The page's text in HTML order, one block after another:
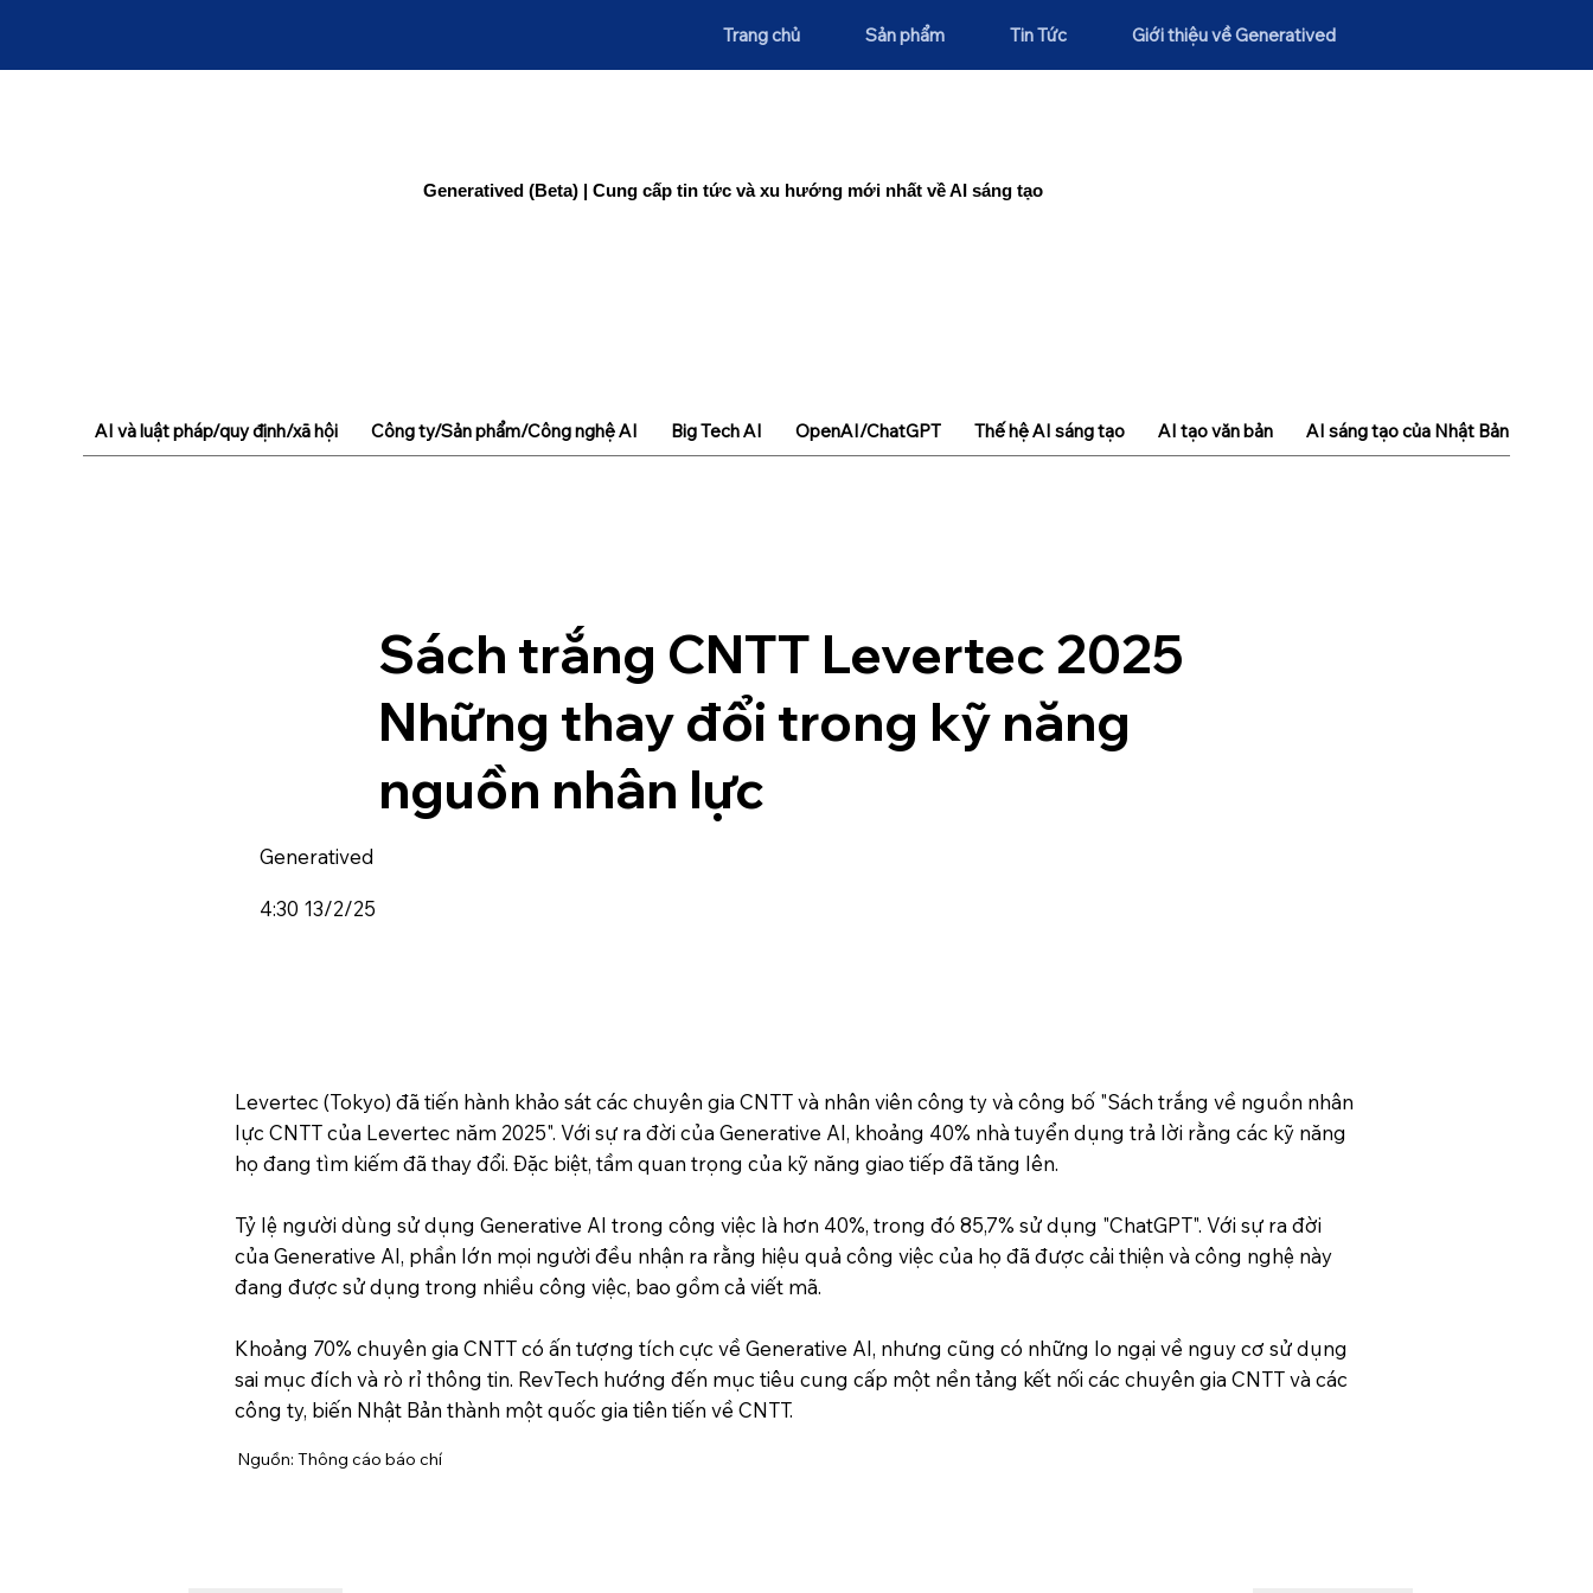
Trang chủ Sản phẩm Tin Tức Giới thiệu về Generatived
Generatived (Beta) | Cung cấp tin tức và xu hướng mới nhất về AI sáng tạo
Sách trắng CNTT Levertec 2025
Những thay đổi trong kỹ năng
nguồn nhân lực
Generatived
4:30 13/2/25
Levertec (Tokyo) đã tiến hành khảo sát các chuyên gia CNTT và nhân viên công ty và công bố "Sách trắng về nguồn nhân
lực CNTT của Levertec năm 2025". Với sự ra đời của Generative AI, khoảng 40% nhà tuyển dụng trả lời rằng các kỹ năng
họ đang tìm kiếm đã thay đổi. Đặc biệt, tầm quan trọng của kỹ năng giao tiếp đã tăng lên.
Tỷ lệ người dùng sử dụng Generative AI trong công việc là hơn 40%, trong đó 85,7% sử dụng "ChatGPT". Với sự ra đời
của Generative AI, phần lớn mọi người đều nhận ra rằng hiệu quả công việc của họ đã được cải thiện và công nghệ này
đang được sử dụng trong nhiều công việc, bao gồm cả viết mã.
Khoảng 70% chuyên gia CNTT có ấn tượng tích cực về Generative AI, nhưng cũng có những lo ngại về nguy cơ sử dụng
sai mục đích và rò rỉ thông tin. RevTech hướng đến mục tiêu cung cấp một nền tảng kết nối các chuyên gia CNTT và các
công ty, biến Nhật Bản thành một quốc gia tiên tiến về CNTT.
Nguồn: Thông cáo báo chí
AI và luật pháp/quy định/xã hội Công ty/Sản phẩm/Công nghệ AI Big Tech AI OpenAI/ChatGPT Thế hệ AI sáng tạo AI tạo văn bản AI sáng tạo của Nhật Bản